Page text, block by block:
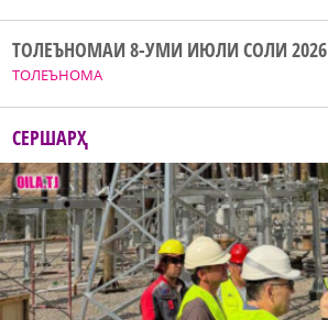
ТОЛЕЪНОМА
ТОЛЕЪНОМАИ 8-УМИ ИЮЛИ СОЛИ 2026
СЕРШАРҲ